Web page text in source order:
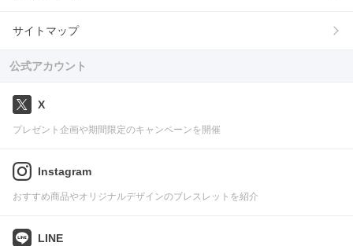
サイトマップ
公式アカウント
X
プレゼント企画や期間限定のキャンペーンを開催
Instagram
おすすめ商品やオリジナルデザインのブレスレットを紹介
LINE